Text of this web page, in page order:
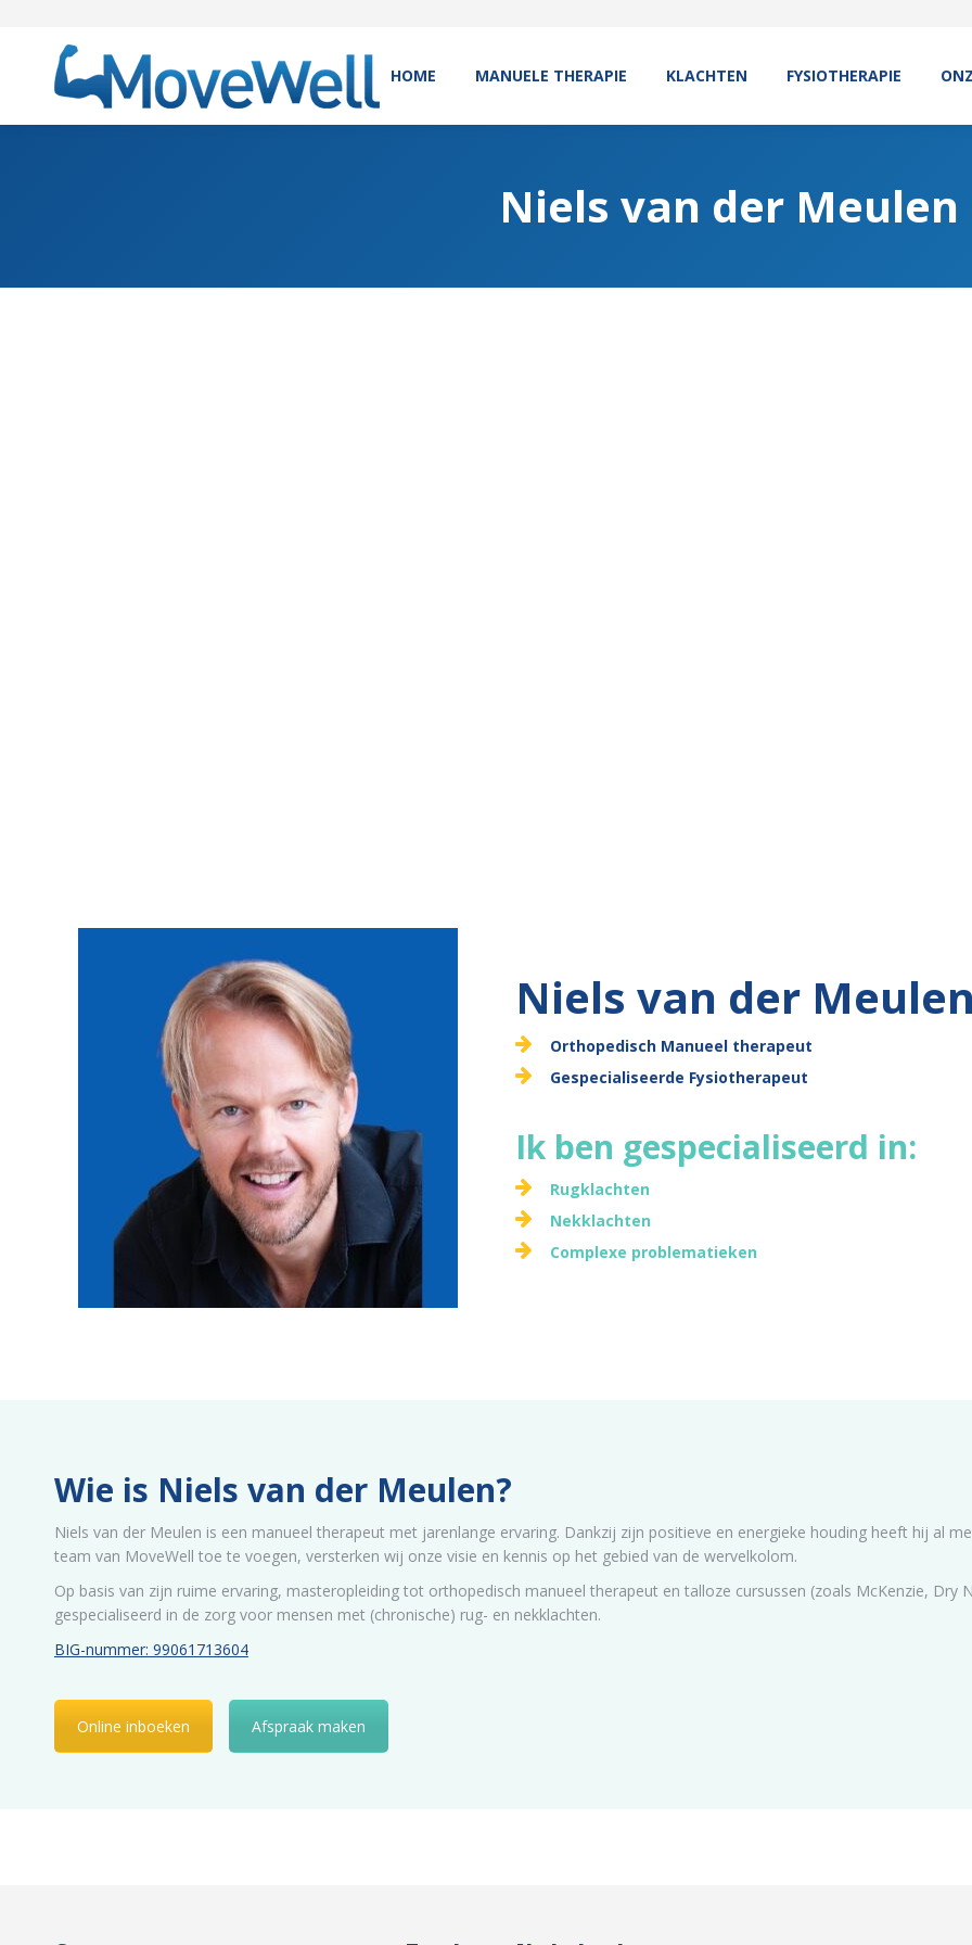
HOME MANUELE THERAPIE KLACHTEN FYSIOTHERAPIE
Niels van der Meulen
Niels van der
Orthopedisch Manueel therapeut
Gespecialiseerde Fysiotherapeut
Ik ben gespecialiseerd in:
Rugklachten
Nekklachten
Complexe problematieken
Wie is Niels van der Meulen?
Niels van der Meulen is een manueel therapeut met jarenlange ervaring. Dankzij zijn positieve en energieke houding heeft hij al
team van MoveWell toe te voegen, versterken wij onze visie en kennis op het gebied van de wervelkolom.
Op basis van zijn ruime ervaring, masteropleiding tot orthopedisch manueel therapeut en talloze cursussen (zoals McKenzie,
gespecialiseerd in de zorg voor mensen met (chronische) rug- en nekklachten.
BIG-nummer: 99061713604
Online inboeken Afspraak maken